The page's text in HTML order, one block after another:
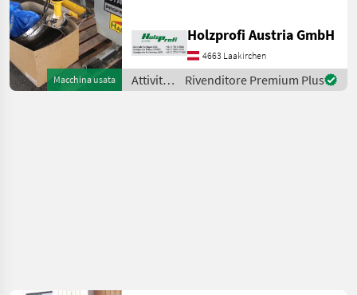
Macchina usata
vorbehalten, Irrtümer,
Druck- und Satzfehler
vorbehalten
Holzprofi Austria GmbH
4663 Laakirchen
Attività
forestali
Rivenditore Premium Plus